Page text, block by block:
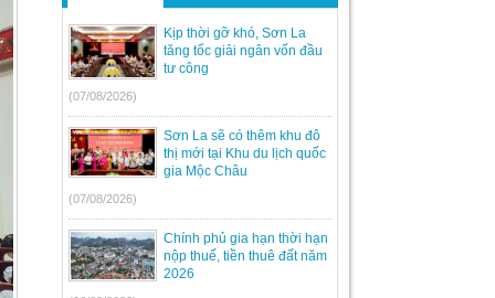
Kịp thời gỡ khó, Sơn La
tăng tốc giải ngân vốn đầu
tư công
(07/08/2026)
Sơn La sẽ có thêm khu đô
thị mới tại Khu du lịch quốc
gia Mộc Châu
(07/08/2026)
Chính phủ gia hạn thời hạn
nộp thuế, tiền thuê đất năm
2026